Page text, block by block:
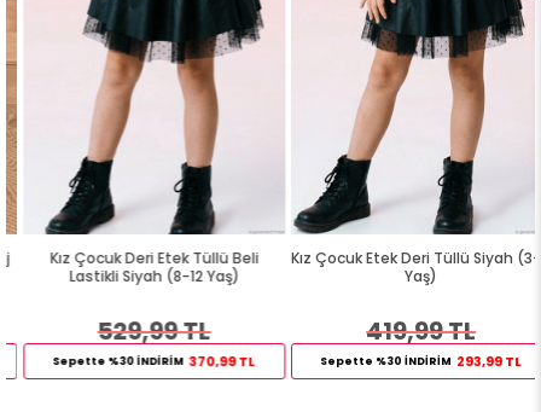
Kız Çocuk Deri Etek Tüllü Beli
Lastikli Siyah (8-12 Yaş)
529,99 TL
Sepette %30 İNDİRİM 370,99 TL
Kız Çocuk Etek Deri Tüllü Siyah (3-7
Yaş)
419,99 TL
Sepette %30 İNDİRİM 293,99 TL